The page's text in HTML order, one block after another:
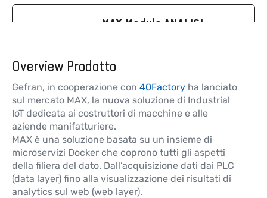
MAX Modulo ANALISI
MAX Modulo
AUTOMATIC PDF
REPORT
Modulo opzionale
Maggiori informazioni
Overview Prodotto
Gefran, in cooperazione con 40Factory ha lanciato
sul mercato MAX, la nuova soluzione di Industrial
IoT dedicata ai costruttori di macchine e alle
aziende manifatturiere.
MAX è una soluzione basata su un insieme di
microservizi Docker che coprono tutti gli aspetti
della filiera del dato. Dall’acquisizione dati dai PLC
(data layer) fino alla visualizzazione dei risultati di
analytics sul web (web layer).